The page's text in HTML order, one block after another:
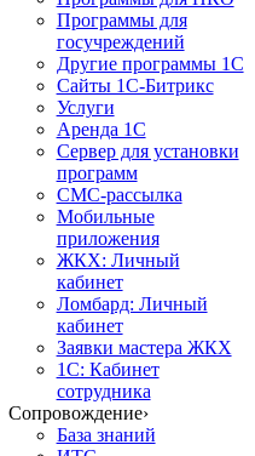
Программы для
госучреждений
Другие программы 1С
Сайты 1С-Битрикс
Услуги
Аренда 1С
Сервер для установки
программ
СМС-рассылка
Мобильные
приложения
ЖКХ: Личный
кабинет
Ломбард: Личный
кабинет
Заявки мастера ЖКХ
1С: Кабинет
сотрудника
Сопровождение›
База знаний